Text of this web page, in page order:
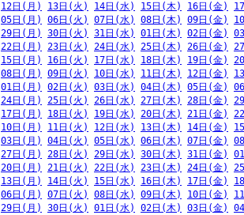
12日(月) 13日(火) 14日(水) 15日(木) 16日(金)
05日(月) 06日(火) 07日(水) 08日(木) 09日(金)
29日(月) 30日(火) 31日(水) 01日(木) 02日(金)
22日(月) 23日(火) 24日(水) 25日(木) 26日(金)
15日(月) 16日(火) 17日(水) 18日(木) 19日(金)
08日(月) 09日(火) 10日(水) 11日(木) 12日(金)
01日(月) 02日(火) 03日(水) 04日(木) 05日(金)
24日(月) 25日(火) 26日(水) 27日(木) 28日(金)
17日(月) 18日(火) 19日(水) 20日(木) 21日(金)
10日(月) 11日(火) 12日(水) 13日(木) 14日(金)
03日(月) 04日(火) 05日(水) 06日(木) 07日(金)
27日(月) 28日(火) 29日(水) 30日(木) 31日(金)
20日(月) 21日(火) 22日(水) 23日(木) 24日(金)
13日(月) 14日(火) 15日(水) 16日(木) 17日(金)
06日(月) 07日(火) 08日(水) 09日(木) 10日(金)
29日(月) 30日(火) 01日(水) 02日(木) 03日(金)